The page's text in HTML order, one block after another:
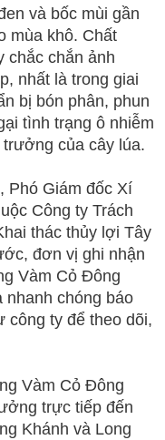
và bốc mùi gần
mùa khô. Chất
chắc chắn ảnh
nhất là trong giai
bị bón phân, phun
tình trạng ô nhiễm
của cây lúa.
Phó Giám đốc Xí
Công ty Trách
thác thủy lợi Tây
đơn vị ghi nhận
Vàm Cỏ Đông
nhanh chóng báo
công ty để theo dõi,
Vàm Cỏ Đông
trực tiếp đến
Khánh và Long